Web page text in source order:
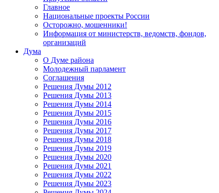
Главное
Национальные проекты России
Осторожно, мошенники!
Информация от министерств, ведомств, фондов,
организаций
Дума
О Думе района
Молодежный парламент
Соглашения
Решения Думы 2012
Решения Думы 2013
Решения Думы 2014
Решения Думы 2015
Решения Думы 2016
Решения Думы 2017
Решения Думы 2018
Решения Думы 2019
Решения Думы 2020
Решения Думы 2021
Решения Думы 2022
Решения Думы 2023